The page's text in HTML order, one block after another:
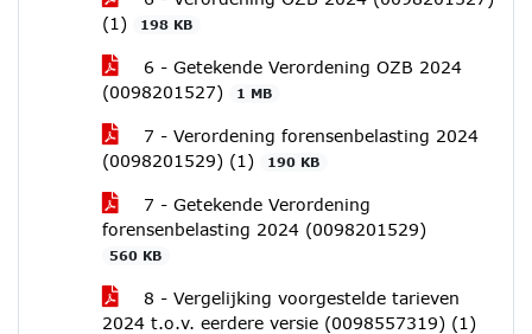
(1)
198 KB
6 - Getekende Verordening OZB 2024
(0098201527)
1 MB
7 - Verordening forensenbelasting 2024
(0098201529) (1)
190 KB
7 - Getekende Verordening
forensenbelasting 2024 (0098201529)
560 KB
8 - Vergelijking voorgestelde tarieven
2024 t.o.v. eerdere versie (0098557319) (1)